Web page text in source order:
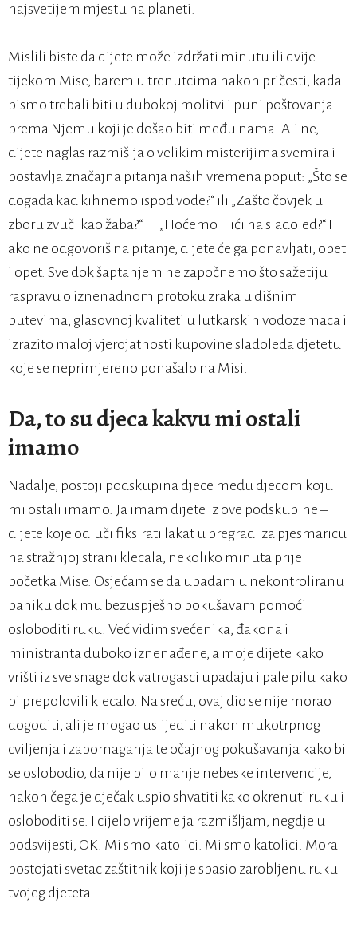
najsvetijem mjestu na planeti.
Mislili biste da dijete može izdržati minutu ili dvije
tijekom Mise, barem u trenutcima nakon pričesti, kada
bismo trebali biti u dubokoj molitvi i puni poštovanja
prema Njemu koji je došao biti među nama. Ali ne,
dijete naglas razmišlja o velikim misterijima svemira i
postavlja značajna pitanja naših vremena poput: „Što se
događa kad kihnemo ispod vode?“ ili „Zašto čovjek u
zboru zvuči kao žaba?“ ili „Hoćemo li ići na sladoled?“ I
ako ne odgovoriš na pitanje, dijete će ga ponavljati, opet
i opet. Sve dok šaptanjem ne započnemo što sažetiju
raspravu o iznenadnom protoku zraka u dišnim
putevima, glasovnoj kvaliteti u lutkarskih vodozemaca i
izrazito maloj vjerojatnosti kupovine sladoleda djetetu
koje se neprimjereno ponašalo na Misi.
Da, to su djeca kakvu mi ostali
imamo
Nadalje, postoji podskupina djece među djecom koju
mi ostali imamo. Ja imam dijete iz ove podskupine –
dijete koje odluči fiksirati lakat u pregradi za pjesmaricu
na stražnjoj strani klecala, nekoliko minuta prije
početka Mise. Osjećam se da upadam u nekontroliranu
paniku dok mu bezuspješno pokušavam pomoći
osloboditi ruku. Već vidim svećenika, đakona i
ministranta duboko iznenađene, a moje dijete kako
vrišti iz sve snage dok vatrogasci upadaju i pale pilu kako
bi prepolovili klecalo. Na sreću, ovaj dio se nije morao
dogoditi, ali je mogao uslijediti nakon mukotrpnog
cviljenja i zapomaganja te očajnog pokušavanja kako bi
se oslobodio, da nije bilo manje nebeske intervencije,
nakon čega je dječak uspio shvatiti kako okrenuti ruku i
osloboditi se. I cijelo vrijeme ja razmišljam, negdje u
podsvijesti, OK. Mi smo katolici. Mi smo katolici. Mora
postojati svetac zaštitnik koji je spasio zarobljenu ruku
tvojeg djeteta.